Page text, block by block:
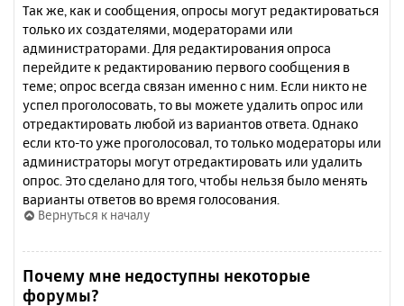
Так же, как и сообщения, опросы могут редактироваться
только их создателями, модераторами или
администраторами. Для редактирования опроса
перейдите к редактированию первого сообщения в
теме; опрос всегда связан именно с ним. Если никто не
успел проголосовать, то вы можете удалить опрос или
отредактировать любой из вариантов ответа. Однако
если кто-то уже проголосовал, то только модераторы или
администраторы могут отредактировать или удалить
опрос. Это сделано для того, чтобы нельзя было менять
варианты ответов во время голосования.
Вернуться к началу
Почему мне недоступны некоторые
форумы?